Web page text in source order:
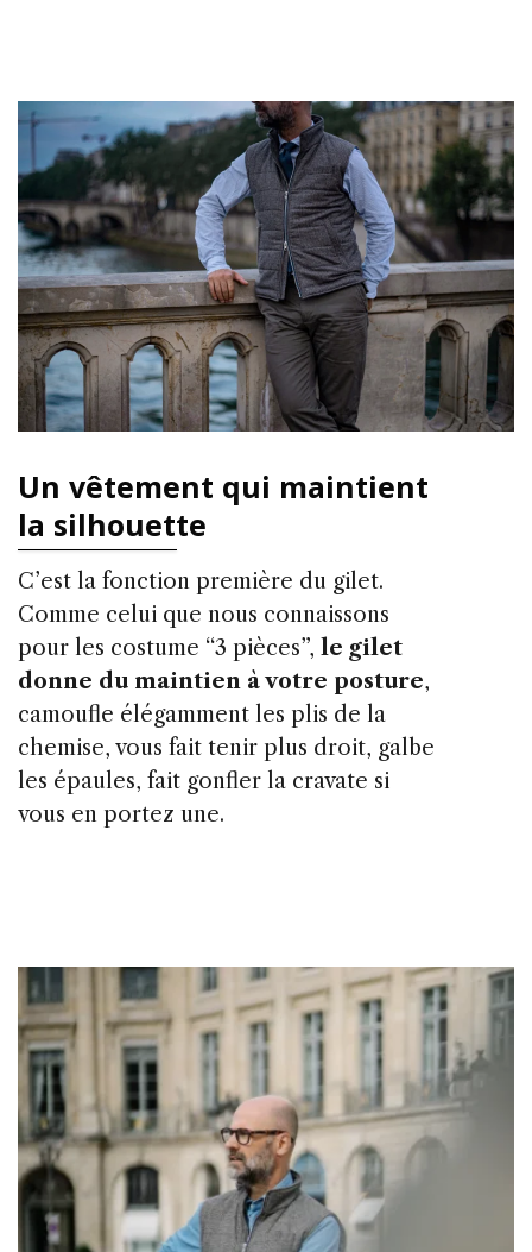
Un vêtement qui maintient
la silhouette
C’est la fonction première du gilet.
Comme celui que nous connaissons
pour les costume “3 pièces”, le gilet
donne du maintien à votre posture,
camoufle élégamment les plis de la
chemise, vous fait tenir plus droit, galbe
les épaules, fait gonfler la cravate si
vous en portez une.